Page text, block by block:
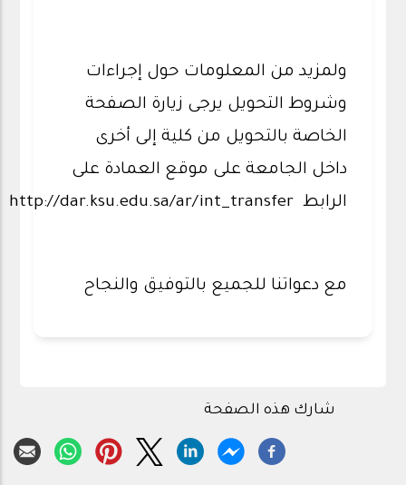
ولمزيد من المعلومات حول إجراءات
وشروط التحويل يرجى زيارة الصفحة
الخاصة بالتحويل من كلية إلى أخرى
داخل الجامعة على موقع العمادة على
الرابط http://dar.ksu.edu.sa/ar/int_transfer
مع دعواتنا للجميع بالتوفيق والنجاح
شارك هذه الصفحة